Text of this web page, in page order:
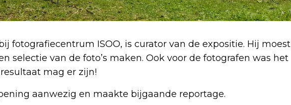
fotografiecentrum ISOO, is curator van de expositie. Hij moest
selectie van de foto’s maken. Ook voor de fotografen was het
mag er zijn!
aanwezig en maakte bijgaande reportage.